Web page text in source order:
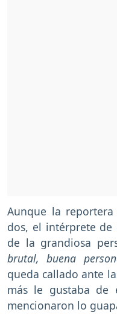
Aunque la
dos, el intérprete de
de la grandiosa
brutal, buena
queda callado ante
más le gustaba de
mencionaron lo